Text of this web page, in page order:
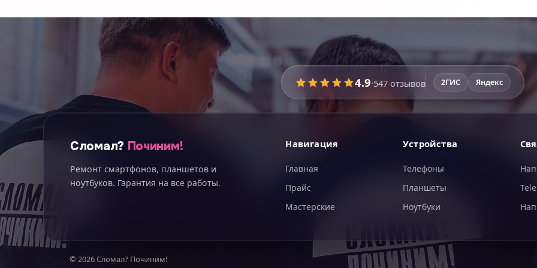
4.9·547 отзывов 2ГИС Яндекс
Сломал? Починим!
Ремонт смартфонов, планшетов и
ноутбуков. Гарантия на все работы.
Навигация
Главная
Прайс
Мастерские
Устройства
Телефоны
Планшеты
Ноутбуки
© 2026 Сломал? Починим!